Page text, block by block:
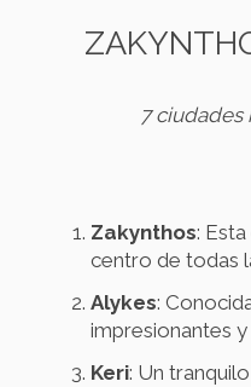
7 ciudades
Zakynthos:
centro de todas
Alykes:
impresionantes y
Keri: Un